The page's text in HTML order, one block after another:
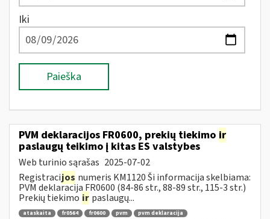
Iki
Paieška
PVM deklaracijos FR0600, prekių tiekimo ir
paslaugų teikimo į kitas ES valstybes
Web turinio sąrašas 2025-07-02
Registracijos numeris KM1120 Ši informacija skelbiama:
PVM deklaracija FR0600 (84-86 str., 88-89 str., 115-3 str.)
Prekių tiekimo ir paslaugų...
ataskaita fr0564 fr0600 pvm
pvm deklaracija